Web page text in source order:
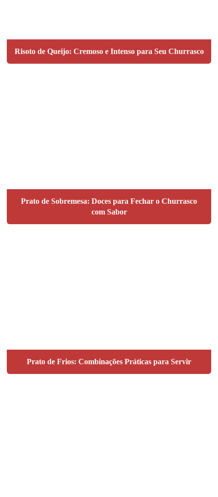
Risoto de Queijo: Cremoso e Intenso para Seu Churrasco
Prato de Sobremesa: Doces para Fechar o Churrasco
com Sabor
Prato de Frios: Combinações Práticas para Servir